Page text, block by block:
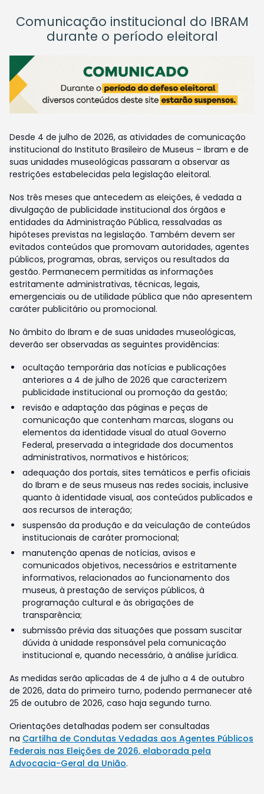
Comunicação institucional do IBRAM
durante o período eleitoral
Desde 4 de julho de 2026, as atividades de comunicação
institucional do Instituto Brasileiro de Museus – Ibram e de
suas unidades museológicas passaram a observar as
restrições estabelecidas pela legislação eleitoral.
Nos três meses que antecedem as eleições, é vedada a
divulgação de publicidade institucional dos órgãos e
entidades da Administração Pública, ressalvadas as
hipóteses previstas na legislação. Também devem ser
evitados conteúdos que promovam autoridades, agentes
públicos, programas, obras, serviços ou resultados da
gestão. Permanecem permitidas as informações
estritamente administrativas, técnicas, legais,
emergenciais ou de utilidade pública que não apresentem
caráter publicitário ou promocional.
No âmbito do Ibram e de suas unidades museológicas,
deverão ser observadas as seguintes providências:
ocultação temporária das notícias e publicações
anteriores a 4 de julho de 2026 que caracterizem
publicidade institucional ou promoção da gestão;
revisão e adaptação das páginas e peças de
comunicação que contenham marcas, slogans ou
elementos da identidade visual do atual Governo
Federal, preservada a integridade dos documentos
administrativos, normativos e históricos;
adequação dos portais, sites temáticos e perfis oficiais
do Ibram e de seus museus nas redes sociais, inclusive
quanto à identidade visual, aos conteúdos publicados e
aos recursos de interação;
suspensão da produção e da veiculação de conteúdos
institucionais de caráter promocional;
manutenção apenas de notícias, avisos e
comunicados objetivos, necessários e estritamente
informativos, relacionados ao funcionamento dos
museus, à prestação de serviços públicos, à
programação cultural e às obrigações de
transparência;
submissão prévia das situações que possam suscitar
dúvida à unidade responsável pela comunicação
institucional e, quando necessário, à análise jurídica.
As medidas serão aplicadas de 4 de julho a 4 de outubro
de 2026, data do primeiro turno, podendo permanecer até
25 de outubro de 2026, caso haja segundo turno.
Orientações detalhadas podem ser consultadas
na Cartilha de Condutas Vedadas aos Agentes Públicos
Federais nas Eleições de 2026, elaborada pela
Advocacia-Geral da União.